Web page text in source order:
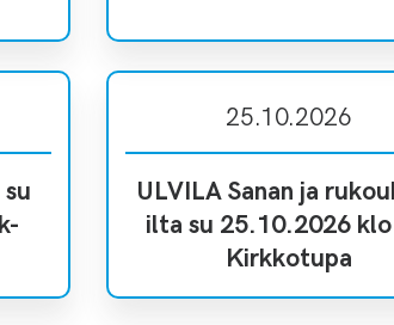
25.10.2026
ULVILA Sanan ja
ilta su 25.10.2026
Kirkkotupa